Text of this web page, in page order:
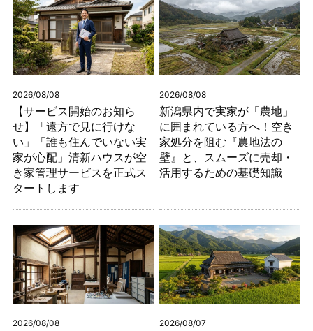
2026/08/08
【サービス開始のお知ら
せ】「遠方で見に行けな
い」「誰も住んでいない実
家が心配」清新ハウスが空
き家管理サービスを正式ス
タートします
2026/08/08
新潟県内で実家が「農地」
に囲まれている方へ！空き
家処分を阻む『農地法の
壁』と、スムーズに売却・
活用するための基礎知識
2026/08/08 2026/08/07